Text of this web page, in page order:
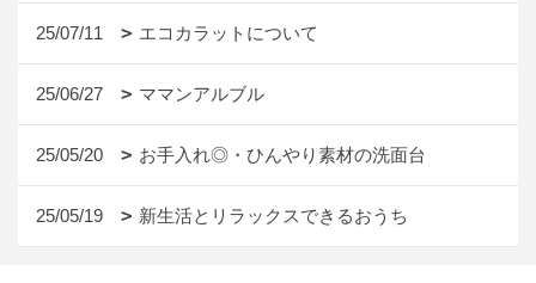
25/07/11 エコカラットについて
25/06/27 ママンアルブル
25/05/20 お手入れ◎・ひんやり素材の洗面台
25/05/19 新生活とリラックスできるおうち